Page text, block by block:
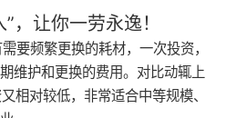
，让你一劳永逸！
要频繁更换的耗材，一次投资，
维护和更换的费用。对比动辄上
相对较低，非常适合中等规模、